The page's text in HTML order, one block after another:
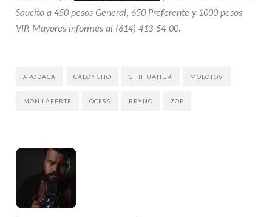
Saucito a 450 pesos General, 650 Preferente y 1000 pesos
VIP. Mayores informes al (614) 413-54-00.
APODACA CALONCHO CHIHUAHUA MOLOTOV
MON LAFERTE OCESA REYNO ZOE